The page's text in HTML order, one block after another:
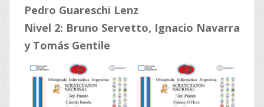
Pedro Guareschi Lenz
Nivel 2: Bruno Servetto, Ignacio Navarra
y Tomás Gentile